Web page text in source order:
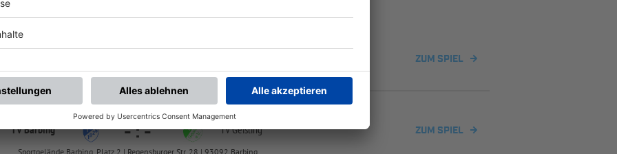
ZUM SPIEL
Sportanlage Thalmassing, Platz 1 | Luckenpainter Str. 22 | 93107 Thalmassing
Kreisklasse Rgbg Gruppe 1
TV Barbing -:- TV Geisling ZUM SPIEL
Sportgelände Barbing, Platz 2 | Regensburger Str. 28 | 93092 Barbing